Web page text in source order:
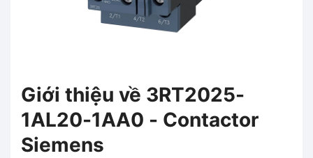
Giới thiệu về 3RT2025-
1AL20-1AA0 - Contactor
Siemens